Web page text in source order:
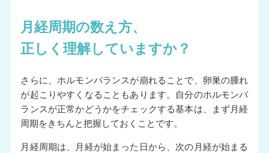
月経周期の数え方、
正しく理解していますか？
さらに、ホルモンバランスが崩れることで、卵巣の腫れ
が起こりやすくなることもあります。自分のホルモンバ
ランスが正常かどうかをチェックする基本は、まず月経
周期をきちんと把握しておくことです。
月経周期は、月経が始まった日から、次の月経が始まる